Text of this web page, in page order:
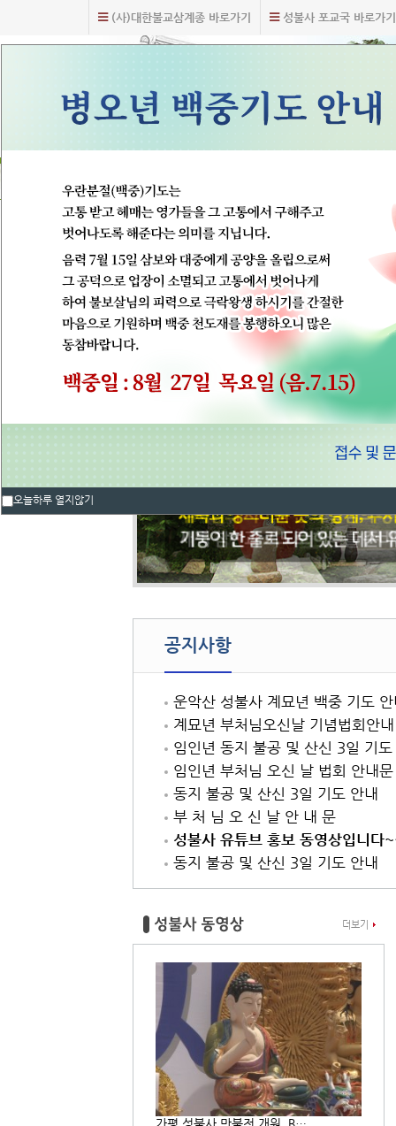
(사)대한불교삼계종 바로가기 성불사 포교국 바로가기
요
메
뉴
공지사항
운악산 성불사 계묘년 백중 기도
계묘년 부처님오신날 기념법회안내
임인년 동지 불공 및 산신 3일 기도
임인년 부처님 오신 날 법회 안내문
동지 불공 및 산신 3일 기도 안내
부 처 님 오 신 날 안 내 문
성불사 유튜브 홍보 동영상입니다
동지 불공 및 산신 3일 기도 안내
더보기
가평 성불사 만불전 개원..B…
오늘하루 열지않기